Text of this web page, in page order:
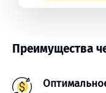
Преимущества